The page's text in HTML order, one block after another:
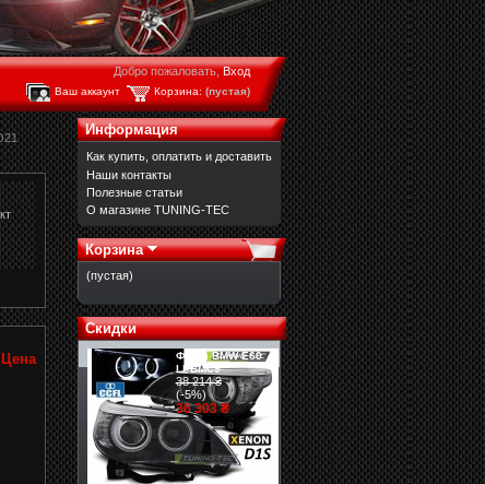
Добро пожаловать,Вход
Корзина: (пустая)
Ваш аккаунт
Информация
Как купить, оплатить и доставить
Наши контакты
Полезные статьи
О магазине TUNING-TEC
Корзина
(пустая)
Скидки
Фары BMW E60
LPBMC9
38 214 ₴
(-5%)
36 303 ₴